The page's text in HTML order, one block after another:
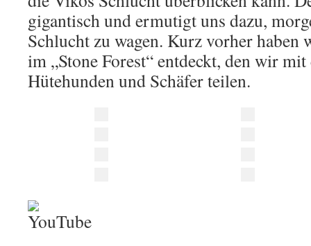
gigantisch und ermutigt uns dazu,
Schlucht zu wagen. Kurz vorher haben
im „Stone Forest“ entdeckt, den wir
Hütehunden und Schäfer teilen.